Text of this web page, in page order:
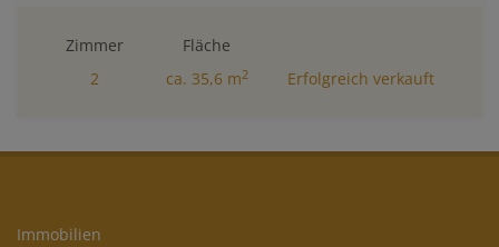
Zimmer
2
Fläche
ca. 35,6 m2 Erfolgreich verkauft
Immobilien